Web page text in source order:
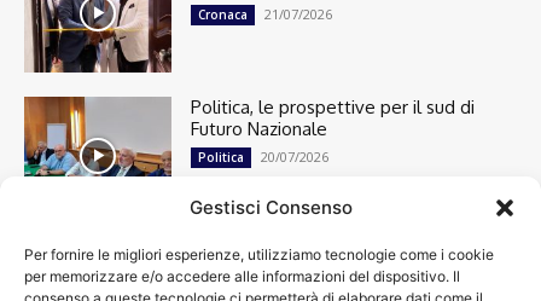
Gestisci Consenso
Per fornire le migliori esperienze, utilizziamo tecnologie come i cookie
per memorizzare e/o accedere alle informazioni del dispositivo. Il
Cronaca 21/07/2026
Politica, le prospettive per il sud di
Futuro Nazionale
Politica 20/07/2026
Cronaca
13495
Attualità
7301